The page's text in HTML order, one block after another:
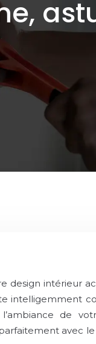
intérieur
de
avec